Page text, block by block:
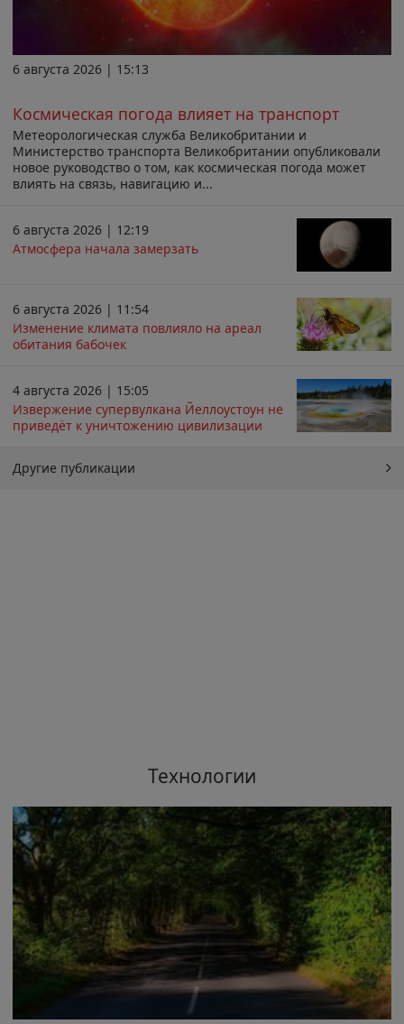
6 августа 2026 | 15:13
Космическая погода влияет на транспорт
Метеорологическая служба Великобритании и
Министерство транспорта Великобритании опубликовали
новое руководство о том, как космическая погода может
влиять на связь, навигацию и...
6 августа 2026 | 12:19
Атмосфера начала замерзать
6 августа 2026 | 11:54
Изменение климата повлияло на ареал
обитания бабочек
4 августа 2026 | 15:05
Извержение супервулкана Йеллоустоун не
приведёт к уничтожению цивилизации
Другие публикации
Технологии